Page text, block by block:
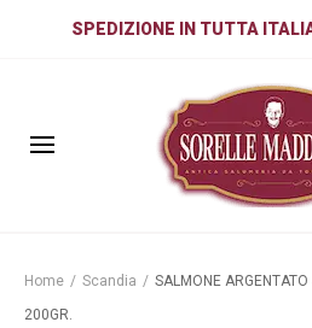
SPEDIZIONE IN TUTTA
Home / Scandia / SALMONE
200GR.